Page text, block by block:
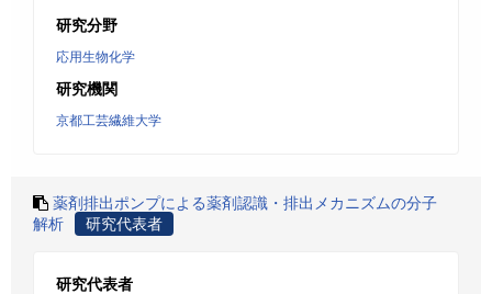
研究分野
応用生物化学
研究機関
京都工芸繊維大学
薬剤排出ポンプによる薬剤認識・排出メカニズムの分子
解析
研究代表者
研究代表者